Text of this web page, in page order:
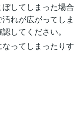
してしまった場合
れが広がってしま
してください。
ってしまったりす